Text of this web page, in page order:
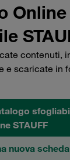
Online
contenuti,
e scaricate in
STAUFF
nuova scheda